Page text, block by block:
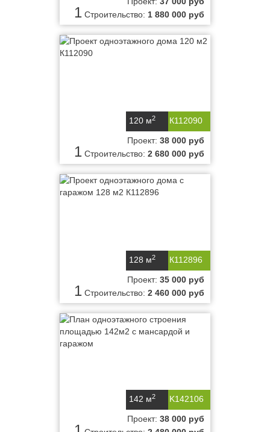
1 Строительство: 1 880 000 руб
К112090
120 м2
1
Проект: 38 000 руб
Строительство: 2 680 000 руб
К112896
128 м2
1
Проект: 35 000 руб
Строительство: 2 460 000 руб
K142106
142 м2
Проект: 38 000 руб